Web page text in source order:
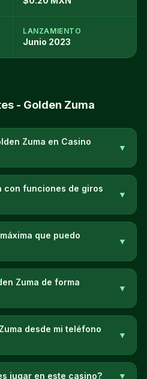
LANZAMIENTO
Junio 2023
- Golden Zuma
Zuma en Casino
▼
con funciones de giros
▼
que puedo
▼
Zuma de forma
▼
desde mi teléfono
▼
jugar en este casino? ▼